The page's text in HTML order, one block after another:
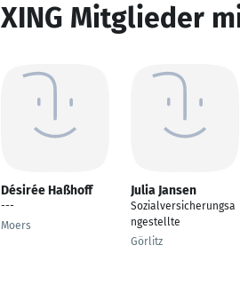
XING Mitglieder
Désirée Haßhoff
---
Moers
Julia Jansen
Sozialversicherungsa
ngestellte
Görlitz